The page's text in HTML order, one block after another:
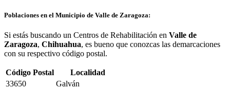
Poblaciones en el Municipio de Valle de Zaragoza:
Si estás buscando un Centros de Rehabilitación en Valle de
Zaragoza, Chihuahua, es bueno que conozcas las demarcaciones
con su respectivo código postal.
Código Postal
Localidad
33650
Galván